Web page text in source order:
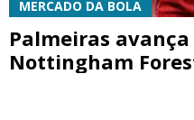
MERCADO DA BOLA
Palmeiras
Nottingham